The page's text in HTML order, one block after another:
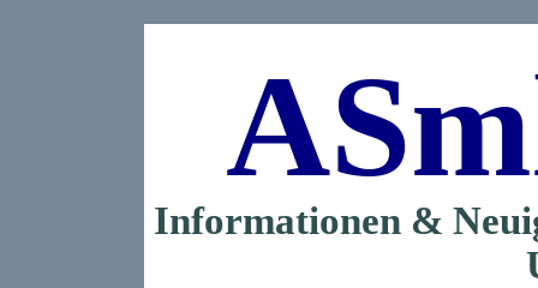
Informationen &